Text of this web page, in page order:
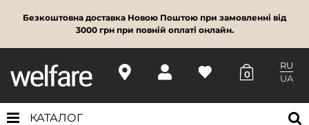
Безкоштовна доставка Новою Поштою при замовленні від
3000 грн при повній оплаті онлайн.
0
RU
UA
КАТАЛОГ